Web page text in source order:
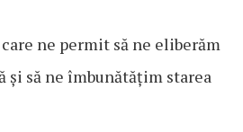
care ne permit să ne eliberăm
și să ne îmbunătățim starea